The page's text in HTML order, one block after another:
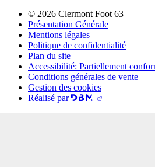
© 2026 Clermont Foot 63
Présentation Générale
Mentions légales
Politique de confidentialité
Plan du site
Accessibilité: Partiellement
Conditions générales de vente
Gestion des cookies
Réalisé par